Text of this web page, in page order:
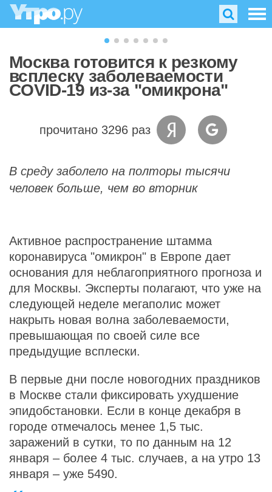
Москва готовится к резкому
всплеску заболеваемости
COVID-19 из-за "омикрона"
прочитано 3296 раз
В среду заболело на полторы тысячи
человек больше, чем во вторник
Активное распространение штамма
коронавируса "омикрон" в Европе дает
основания для неблагоприятного прогноза и
для Москвы. Эксперты полагают, что уже на
следующей неделе мегаполис может
накрыть новая волна заболеваемости,
превышающая по своей силе все
предыдущие всплески.
В первые дни после новогодних праздников
в Москве стали фиксировать ухудшение
эпидобстановки. Если в конце декабря в
городе отмечалось менее 1,5 тыс.
заражений в сутки, то по данным на 12
января – более 4 тыс. случаев, а на утро 13
января – уже 5490.